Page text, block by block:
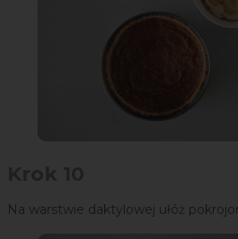
Na warstwie daktylowej ułóż